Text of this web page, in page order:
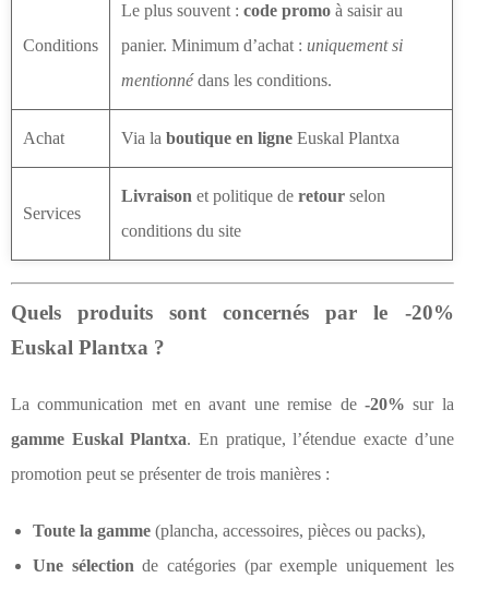
Conditions
Le plus souvent : code promo à saisir au
panier. Minimum d’achat : uniquement si
mentionnédans les conditions.
Achat Via la boutique en ligne Euskal Plantxa
Services
Livraison et politique de retour selon
conditions du site
Quels produits sont concernés par le -20%
Euskal Plantxa ?
La communication met en avant une remise de -20% sur la
gamme Euskal Plantxa. En pratique, l’étendue exacte d’une
promotion peut se présenter de trois manières :
Toute la gamme (plancha, accessoires, pièces ou packs),
Une sélection de catégories (par exemple uniquement les